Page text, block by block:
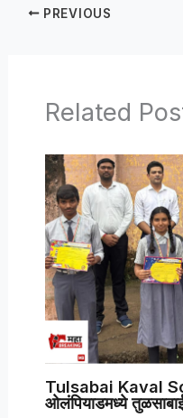
PREVIOUS
Related
Tulsabai Kaval
ओलंपियाडमध्ये